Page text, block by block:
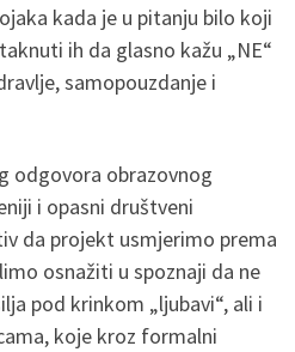
kada je u pitanju bilo koji
ih da glasno kažu „NE“
samopouzdanje i
odgovora obrazovnog
i opasni društveni
da projekt usmjerimo prema
osnažiti u spoznaji da ne
pod krinkom „ljubavi“, ali i
koje kroz formalni